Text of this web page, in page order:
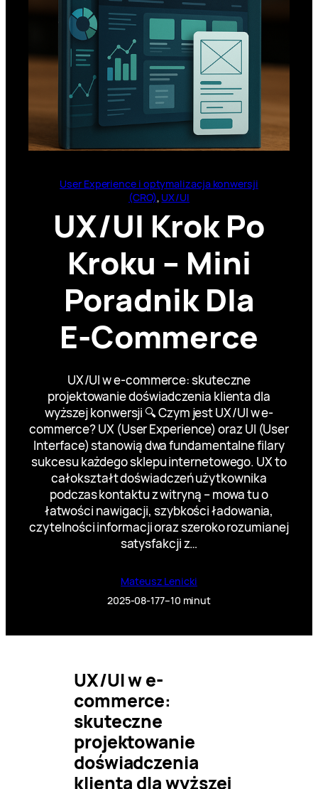
User Experience i optymalizacja konwersji
(CRO) UX/UI
UX/UI Krok Po
Kroku – Mini
Poradnik Dla
E-Commerce
UX/UI w e-commerce: skuteczne
projektowanie doświadczenia klienta dla
wyższej konwersji 🔍 Czym jest UX/UI w e-
commerce? UX (User Experience) oraz UI (User
Interface) stanowią dwa fundamentalne filary
sukcesu każdego sklepu internetowego. UX to
całokształt doświadczeń użytkownika
podczas kontaktu z witryną – mowa tu o
łatwości nawigacji, szybkości ładowania,
czytelności informacji oraz szeroko rozumianej
satysfakcji z…
Mateusz Lenicki
2025-08-177–10 minut
UX/UI w e-
commerce:
skuteczne
projektowanie
doświadczenia
klienta dla wyższej